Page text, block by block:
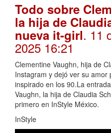
Todo sobre
la hija de
nueva it-girl. 11
2025 16:21
Clementine Vaughn, hija de
Instagram y dejó ver su
inspirado en los 90.La
Vaughn, la hija de Claudia
primero en InStyle México.
InStyle